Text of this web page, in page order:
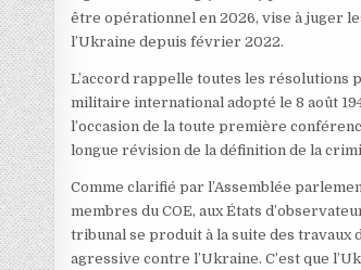
être opérationnel en 2026, vise à juger
l’Ukraine depuis février 2022.
L’accord rappelle toutes les résolutions
militaire international adopté le 8 août
l’occasion de la toute première
longue révision de la définition de la
Comme clarifié par l’Assemblée
membres du COE, aux États
tribunal se produit à la suite des travaux
agressive contre l’Ukraine. C’est que